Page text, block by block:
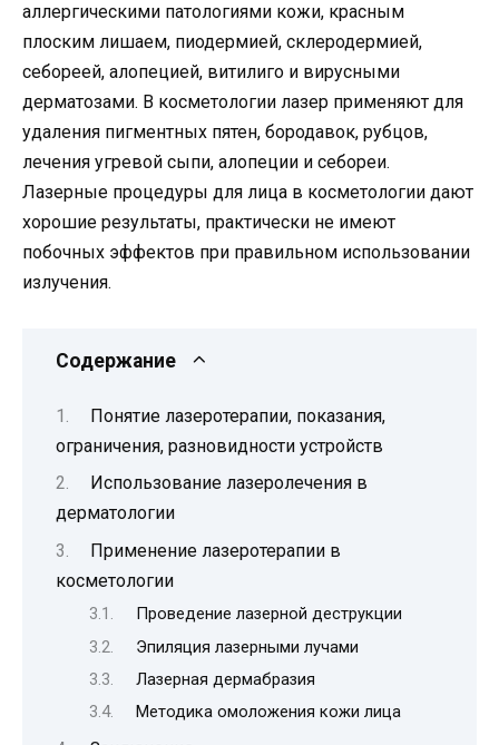
аллергическими патологиями кожи, красным
плоским лишаем, пиодермией, склеродермией,
себореей, алопецией, витилиго и вирусными
дерматозами. В косметологии лазер применяют для
удаления пигментных пятен, бородавок, рубцов,
лечения угревой сыпи, алопеции и себореи.
Лазерные процедуры для лица в косметологии дают
хорошие результаты, практически не имеют
побочных эффектов при правильном использовании
излучения.
Содержание
Понятие лазеротерапии, показания,
ограничения, разновидности устройств
Использование лазеролечения в
дерматологии
Применение лазеротерапии в
косметологии
Проведение лазерной деструкции
Эпиляция лазерными лучами
Лазерная дермабразия
Методика омоложения кожи лица